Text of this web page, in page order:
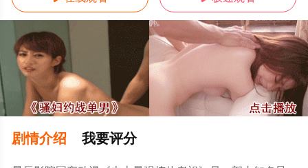
剧情介绍 我要评分